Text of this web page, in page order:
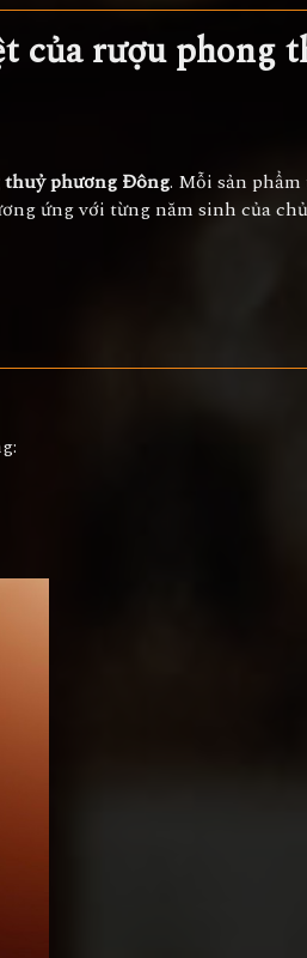
của rượu phong
thuỷ phương Đông. Mỗi sản
ứng với từng năm sinh của